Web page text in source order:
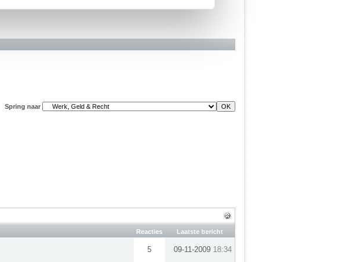
Spring naar
Reacties Laatste bericht
5 09-11-2009 18:34